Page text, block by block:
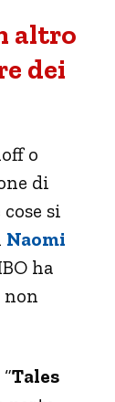
altro
dei
o
di
si
Naomi
ha
non
Tales